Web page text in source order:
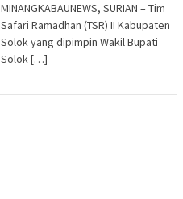
MINANGKABAUNEWS, SURIAN – Tim
Safari Ramadhan (TSR) II Kabupaten
Solok yang dipimpin Wakil Bupati
Solok […]